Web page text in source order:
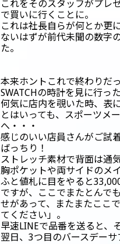
これをそのスタッフがプレ
で買いに行くことに。
これは社長自らが何とか更
ないはずが前代未聞の数字
た。
本来ホントこれで終わりだ
SWATCHの時計を見に行っ
何気に店内を覗いた時、表
とはいっても、スポーツメ
へ・・・
感じのいい店員さんがご試
ばっちり！
ストレッチ素材で背面は通
胸ポケットや両サイドのメ
ふと値札に目をやると
ですが、ここでまたとんで
せがあって、またまたここ
てください」。
早速LINEで品番を送ると、
翌日、3つ目のバースデー